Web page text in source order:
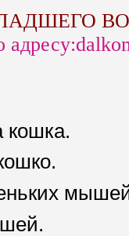
кошка.
и до